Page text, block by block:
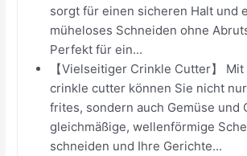
sorgt für einen sicheren Halt und
müheloses Schneiden ohne
Perfekt für ein...
【Vielseitiger Crinkle Cutter】
crinkle cutter können Sie nicht
frites, sondern auch Gemüse und
gleichmäßige, wellenförmige
schneiden und Ihre Gerichte...